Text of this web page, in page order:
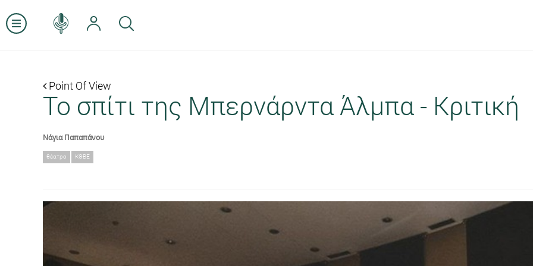
Point Of View
Το σπίτι της Μπερνάρντα Άλμπα - Κριτική
Νάγια Παπαπάνου
θέατρο ΚΘΒΕ